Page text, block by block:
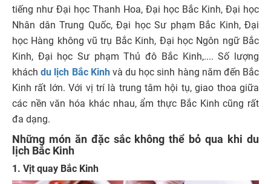
tiếng như Đại học Thanh Hoa, Đại học Bắc Kinh, Đại học
Nhân dân Trung Quốc, Đại học Sư phạm Bắc Kinh, Đại
học Hàng không vũ trụ Bắc Kinh, Đại học Ngôn ngữ Bắc
Kinh, Đại học Sư phạm Thủ đô Bắc Kinh,.... Số lượng
kháchdu lịch Bắc Kinhvà du học sinh hàng năm đến Bắc
Kinh rất lớn. Với vị trí là trung tâm hội tụ, giao thoa giữa
các nền văn hóa khác nhau, ẩm thực Bắc Kinh cũng rất
đa dạng.
Những món ăn đặc sắc không thể bỏ qua khi du
lịch Bắc Kinh
1. Vịt quay Bắc Kinh